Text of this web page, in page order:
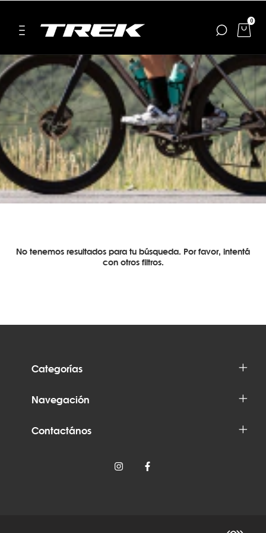
0
No tenemos resultados para tu búsqueda. Por favor, intentá
con otros filtros.
Categorías
Navegación
Contactános